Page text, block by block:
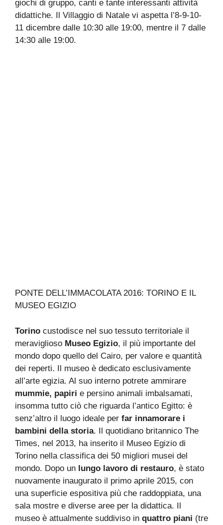
giochi di gruppo, canti e tante interessanti attività
didattiche. Il Villaggio di Natale vi aspetta l’8-9-10-
11 dicembre dalle 10:30 alle 19:00, mentre il 7 dalle
14:30 alle 19:00.
PONTE DELL’IMMACOLATA 2016: TORINO E IL
MUSEO EGIZIO
Torino custodisce nel suo tessuto territoriale il
meraviglioso Museo Egizio, il più importante del
mondo dopo quello del Cairo, per valore e quantità
dei reperti. Il museo è dedicato esclusivamente
all’arte egizia. Al suo interno potrete ammirare
mummie, papiri e persino animali imbalsamati,
insomma tutto ciò che riguarda l’antico Egitto: è
senz’altro il luogo ideale per far innamorare i
bambini della storia. Il quotidiano britannico The
Times, nel 2013, ha inserito il Museo Egizio di
Torino nella classifica dei 50 migliori musei del
mondo. Dopo un lungo lavoro di restauro, è stato
nuovamente inaugurato il primo aprile 2015, con
una superficie espositiva più che raddoppiata, una
sala mostre e diverse aree per la didattica. Il
museo è attualmente suddiviso in quattro piani (tre